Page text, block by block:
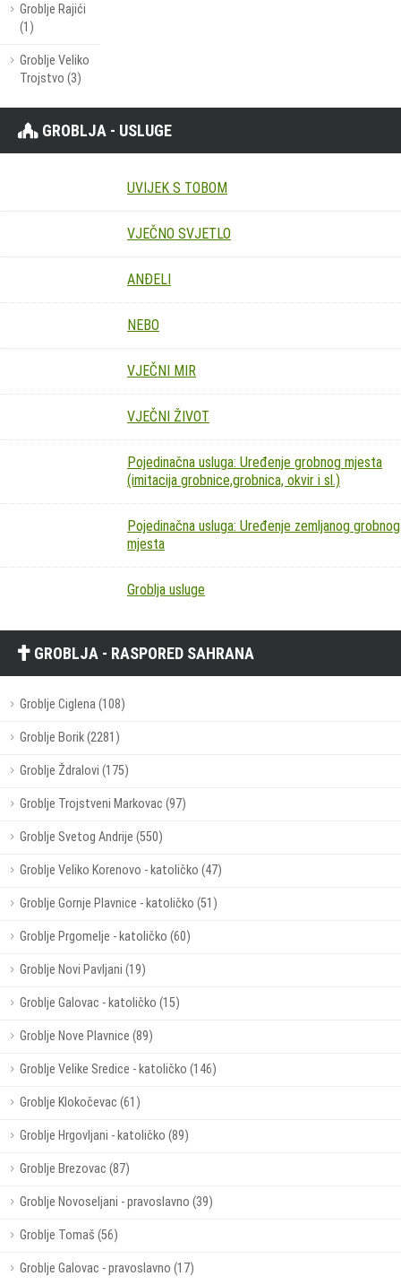
Groblje Rajići
(1)
Groblje Veliko
Trojstvo (3)
GROBLJA - USLUGE
UVIJEK S TOBOM
VJEČNO SVJETLO
ANĐELI
NEBO
VJEČNI MIR
VJEČNI ŽIVOT
Pojedinačna usluga: Uređenje grobnog mjesta
(imitacija grobnice,grobnica, okvir i sl.)
Pojedinačna usluga: Uređenje zemljanog grobnog
mjesta
Groblja usluge
GROBLJA - RASPORED SAHRANA
Groblje Ciglena (108)
Groblje Borik (2281)
Groblje Ždralovi (175)
Groblje Trojstveni Markovac (97)
Groblje Svetog Andrije (550)
Groblje Veliko Korenovo - katoličko (47)
Groblje Gornje Plavnice - katoličko (51)
Groblje Prgomelje - katoličko (60)
Groblje Novi Pavljani (19)
Groblje Galovac - katoličko (15)
Groblje Nove Plavnice (89)
Groblje Velike Sredice - katoličko (146)
Groblje Klokočevac (61)
Groblje Hrgovljani - katoličko (89)
Groblje Brezovac (87)
Groblje Novoseljani - pravoslavno (39)
Groblje Tomaš (56)
Groblje Galovac - pravoslavno (17)